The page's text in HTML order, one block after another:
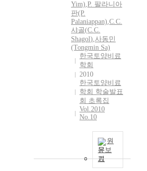
Yim),P. 팔라니아
판(P.
Palaniappan),C.C.
샤골(C.C.
Shagol),사동민
(Tongmin Sa)
한국토양비료
학회
2010
한국토양비료
학회 학술발표
회 초록집
Vol.2010
No.10
원
문보
기